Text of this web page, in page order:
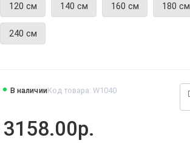
В наличииКод товара: W1040
3158.00р.
120 см 140 см 160 см 180 см
240 см